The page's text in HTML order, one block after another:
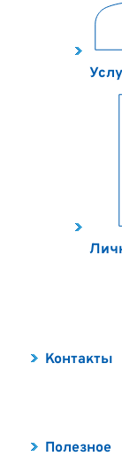
Контакты
Полезное